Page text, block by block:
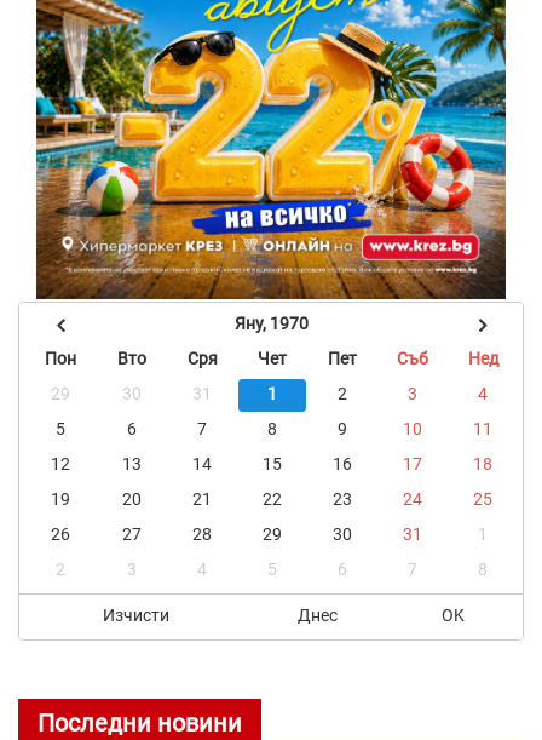
Яну, 1970
Пон
Вто Сря Чет Пет Съб
Нед
29
30 31 1 2 3
4
5
6 7 8 9 10
11
12
13 14 15 16 17
18
19
20 21 22 23 24
25
26
27 28 29 30 31
1
2
3 4 5 6 7 8
Изчисти Днес OK
Последни новини